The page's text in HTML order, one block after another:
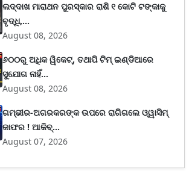
ଲଦ୍ଦାଖ ମାରାଥନ ପୁରସ୍କାର ରାଶି ୧ କୋଟି ଟଙ୍କାକୁ
ବୃଦ୍ଧି,...
August 08, 2026
୬୦୦ରୁ ଅଧିକ ୱିକେଟ୍, ତଥାପି ଟିମ୍ ଇଣ୍ଡିଆରେ
ସୁଯୋଗ ନାହିଁ...
August 08, 2026
ଗମ୍ଭୀର-ଅଗରକରଙ୍କ ଉପରେ ରାଗିଗଲେ ଓ୍ୱାସିମ୍
ଜାଫର ! ଆକିବ୍...
August 07, 2026